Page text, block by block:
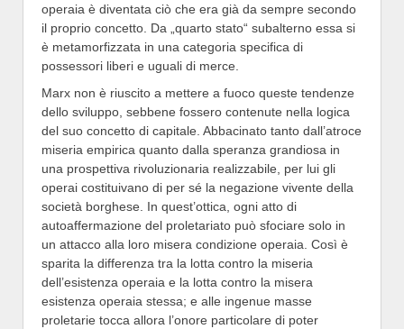
operaia è diventata ciò che era già da sempre secondo
il proprio concetto. Da „quarto stato“ subalterno essa si
è metamorfizzata in una categoria specifica di
possessori liberi e uguali di merce.
Marx non è riuscito a mettere a fuoco queste tendenze
dello sviluppo, sebbene fossero contenute nella logica
del suo concetto di capitale. Abbacinato tanto dall’atroce
miseria empirica quanto dalla speranza grandiosa in
una prospettiva rivoluzionaria realizzabile, per lui gli
operai costituivano di per sé la negazione vivente della
società borghese. In quest’ottica, ogni atto di
autoaffermazione del proletariato può sfociare solo in
un attacco alla loro misera condizione operaia. Così è
sparita la differenza tra la lotta contro la miseria
dell’esistenza operaia e la lotta contro la misera
esistenza operaia stessa; e alle ingenue masse
proletarie tocca allora l’onore particolare di poter